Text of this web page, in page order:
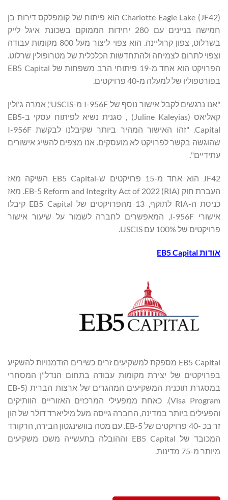
Charlotte Eagle Lake (JF42) הוא פיתוח של קומפלקס דירות בן
חמישה בניינים עם 280 יחידות הממוקם בשכונת איגל לייק
בשרלוט, צפון קרוליינה. הוא צפוי ליצור מעל 800 מקומות עבודה
וצפוי לתרום לצמיחה ולהתחדשות הכלכלית של מטרופולין שרלוט.
הפרויקט הוא אחד מ-19 פיתוחי הרב משפחות של EB5 Capital
בפורטפוליו של למעלה מ-40 פרויקטים.
"אנו נרגשים לקבל אישור נוסף של I-956F מ-USCIS", אמרה ג'ולין
קאליאס (Juline Kaleyias) , סגנית נשיא לפיתוח עסקי ב-EB5
Capital. "זהו האישור המהיר ביותר שקיבלנו לבקשת I-956F
שהוגשה בקשר לפרויקט לא מועסקים. אנו מצפים להשיג אישורים
עתידיים".
JF42 הוא אחד מ-15 פרויקטים ש-EB5 Capital השיקה מאז
העברת חוק EB-5 Reform and Integrity Act of 2022 (RIA). מאז
כניסת ה-RIA לתוקף, 13 מהפרויקטים של EB5 Capital קיבלו
אישורי I-956F, המאפשרים לחברה לשמור על שיעור אישור
פרויקטים של 100% עם USCIS.
אודותEB5 Capital
EB5 Capital מספקת למשקיעים זרים כשירים הזדמנויות להשקיע
בפרויקטים של יצירת מקומות עבודה בתחום הנדל"ן המסחרי
במסגרת תוכנית המשקיעים המהגרים של ארצות הברית (EB-5
Visa Program). כאחת ממפעילי המרכזים האזוריים הוותיקים
והפעילים ביותר במדינה, החברה גייסה מעל מיליארד דולר של הון
זר בכ -40 פרויקטים של EB-5. עם מטה בוושינגטון הבירה, הרקורד
המכובד של EB5 Capital וההובלה בתעשייה משכו משקיעים
מיותר מ-75 מדינות.